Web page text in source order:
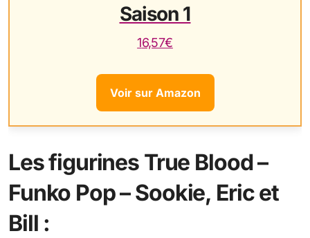
Saison 1
16,57€
Voir sur Amazon
Les figurines True Blood –
Funko Pop – Sookie, Eric et
Bill :